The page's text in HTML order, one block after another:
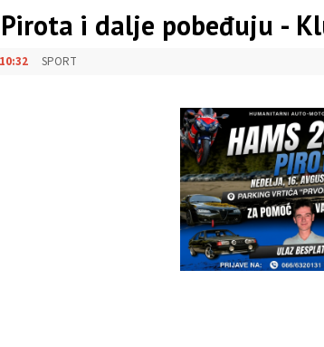
i dalje pobeđuju -
SPORT